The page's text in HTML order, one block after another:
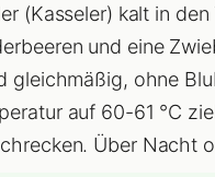
(Kasseler) kalt in
und eine
gleichmäßig, ohne
auf 60-61 °C
Über Nacht